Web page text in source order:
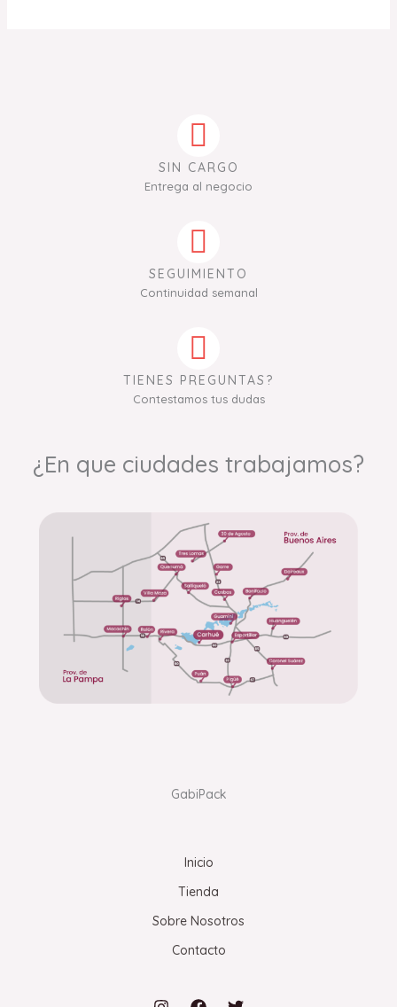
SIN CARGO
Entrega al negocio
SEGUIMIENTO
Continuidad semanal
TIENES PREGUNTAS?
Contestamos tus dudas
¿En que ciudades trabajamos?
GabiPack
Inicio
Tienda
Sobre Nosotros
Contacto